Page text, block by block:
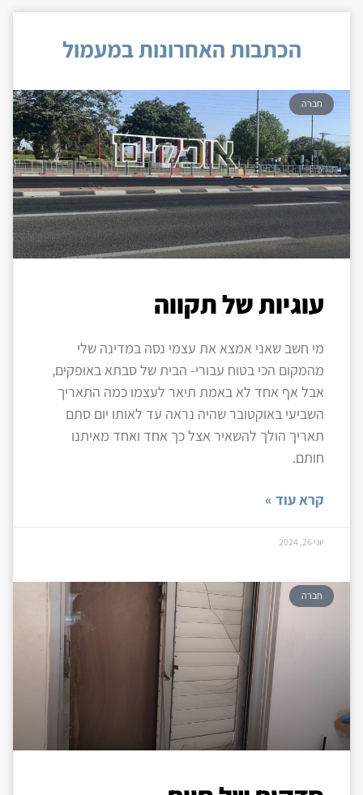
הכתבות האחרונות במעמול
חברה
עוגיות של תקווה
מי חשב שאני אמצא את עצמי נסה במדינה שלי
מהמקום הכי בטוח עבורי- הבית של סבתא באופקים,
אבל אף אחד לא באמת תיאר לעצמו כמה התאריך
השביעי באוקטובר שהיה נראה עד לאותו יום סתם
תאריך הולך להשאיר אצל כך אחד ואחד מאיתנו
חותם.
קרא עוד »
יוני 26, 2024
חברה